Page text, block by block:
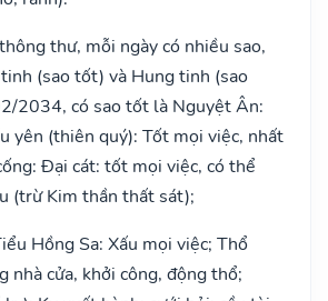
thư, mỗi ngày có nhiều sao,
(sao tốt) và Hung tinh (sao
2034, có sao tốt là Nguyệt Ân:
yên (thiên quý): Tốt mọi việc, nhất
Đại cát: tốt mọi việc, có thể
(trừ Kim thần thất sát);
Hồng Sa: Xấu mọi việc; Thổ
nhà cửa, khởi công, động thổ;